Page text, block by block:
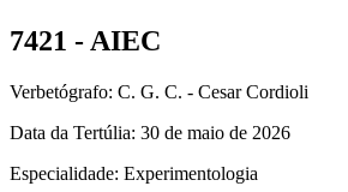
7421 - AIEC
Verbetógrafo: C. G. C. - Cesar Cordioli
Data da Tertúlia: 30 de maio de 2026
Especialidade: Experimentologia